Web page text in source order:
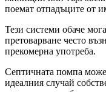
поемат отпадъците от
Тези системи обаче
претоварване често
прекомерна употреба.
Септичната помпа
идеалния случай